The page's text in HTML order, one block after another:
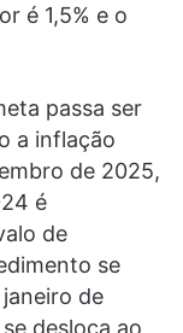
é 1,5% e o
passa ser
a inflação
de 2025,
é
de
se
de
desloca ao